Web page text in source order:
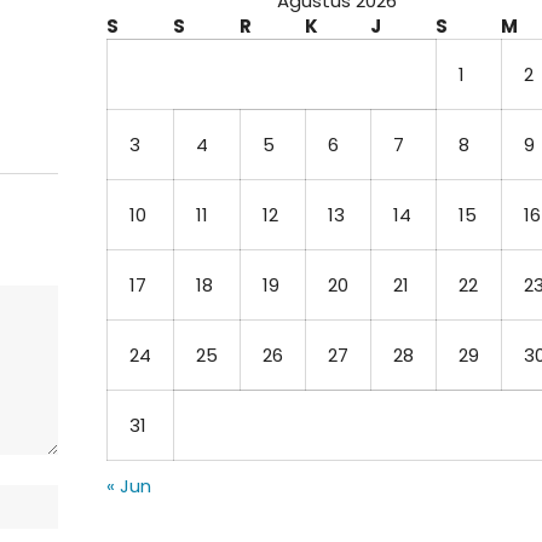
S
S R K J S
M
1
2
3 4 5 6 7 8 9
10 11 12 13 14 15 16
17 18 19 20 21 22
24 25 26 27 28 29
31
« Jun